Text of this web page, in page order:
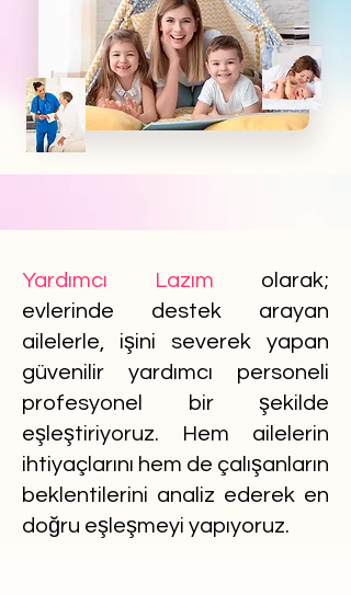
Yardımcı Lazım olarak;
evlerinde destek arayan
ailelerle, işini severek yapan
güvenilir yardımcı personeli
profesyonel bir şekilde
eşleştiriyoruz. Hem ailelerin
ihtiyaçlarını hem de çalışanların
beklentilerini analiz ederek en
doğru eşleşmeyi yapıyoruz.